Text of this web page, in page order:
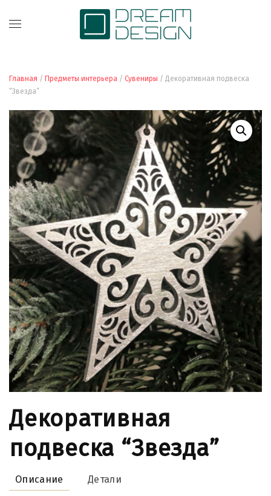
Главная / Предметы интерьера / Сувениры / Декоративная подвеска
“Звезда”
Декоративная
подвеска “Звезда”
Описание Детали